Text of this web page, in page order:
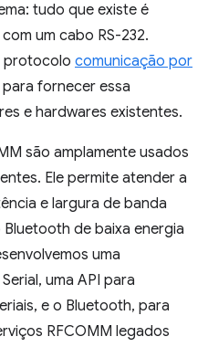
tudo que existe é
um cabo RS-232.
protocolo comunicação por
para fornecer essa
e hardwares existentes.
são amplamente usados
Ele permite atender a
e largura de banda
de baixa energia
uma
uma API para
e o Bluetooth, para
RFCOMM legados